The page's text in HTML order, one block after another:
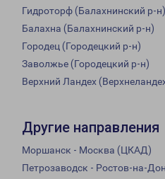
Гидроторф (Балахнинский р-н)
Балахна (Балахнинский р-н)
Городец (Городецкий р-н)
Заволжье (Городецкий р-н)
Верхний Ландех
Другие направления
Моршанск - Москва (ЦКАД)
Петрозаводск - Ростов-на-